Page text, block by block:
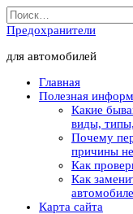
Перейти
к
содержанию
Search
for:
Предохранители
для автомобилей
Главная
Полезная
Какие
виды,
Почему
причины
Как
Как
автомобиле
Карта сайта